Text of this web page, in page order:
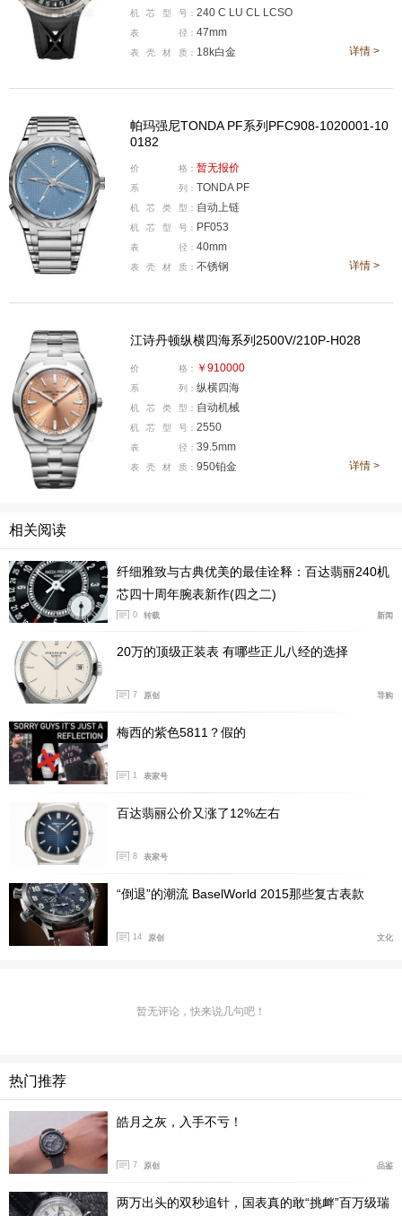
47毫米白金表壳，侧面饰有大胆的“X”形浮雕。内部使
用240 C LU CL LCSO机芯，机芯内部使用了426枚零件但
仅有7.93毫米的厚度，配备以Silinvar®材质制成的Spirom
ax®摆轮游丝，辅以Gyromax®可调惯性平衡摆轮，具备
有48小时的动储能力。
帕玛强尼Tonda PF Chronograph Mystérieux神秘计时腕
表
帕玛强尼虽已撤出大陆柜台，但作为品牌创立的第三
十周年而推出的这款Tonda PF系列Chronograph Mystérie
ux神秘计时腕表依旧值得关注。通过采用十分罕见的“五
针同轴”架构，将五根指针的运动全部锁定在中央单一轴
线上，确保简约的同时还保证了精准度。
复杂的计时功能隐藏了起来，在未启动计时功能时，盘面
0分位置的水滴形按钮就可以进行计时，原本藏在下方的1
8K玫瑰金指针会露出来接替指示当前时间，上方的镀铑指
针进行计时，再次按下按钮即可暂停，第三次按下时镀铑
指针会复位到玫瑰金指针之上。
机 芯 型 号： 240 C LU CL LCSO
表 径： 47mm
表 壳 材 质： 18k白金 详情 >
帕玛强尼TONDA PF系列PFC908-1020001-10
0182
价 格： 暂无报价
系 列： TONDA PF
机 芯 类 型： 自动上链
机 芯 型 号： PF053
表 径： 40mm
表 壳 材 质： 不锈钢 详情 >
江诗丹顿纵横四海系列2500V/210P-H028
价 格： ￥910000
系 列： 纵横四海
机 芯 类 型： 自动机械
机 芯 型 号： 2550
表 径： 39.5mm
表 壳 材 质： 950铂金 详情 >
相关阅读
纤细雅致与古典优美的最佳诠释：百达翡丽240机
芯四十周年腕表新作(四之二)
0 转载 新闻
20万的顶级正装表 有哪些正儿八经的选择
7 原创 导购
梅西的紫色5811？假的
1 表家号
百达翡丽公价又涨了12%左右
8 表家号
“倒退”的潮流 BaselWorld 2015那些复古表款
14 原创 文化
暂无评论，快来说几句吧！
热门推荐
皓月之灰，入手不亏！
7 原创 品鉴
两万出头的双秒追针，国表真的敢“挑衅”百万级瑞